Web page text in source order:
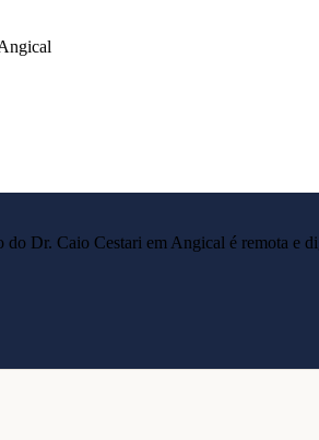
do Dr. Caio Cestari em Angical é remota e